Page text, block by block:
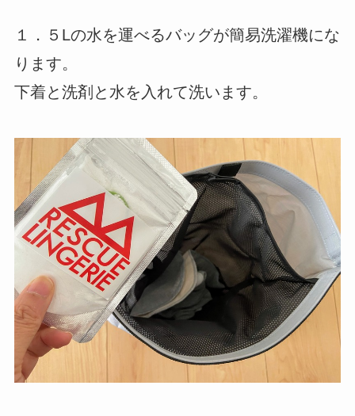
１．５Lの水を運べるバッグが簡易洗濯機にな
ります。
下着と洗剤と水を入れて洗います。